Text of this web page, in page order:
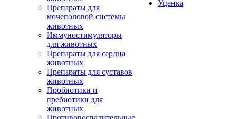
Препараты для
мочеполовой системы
животных
Иммуностимуляторы
для животных
Препараты для сердца
животных
Препараты для суставов
животных
Пробиотики и
пребиотики для
животных
Уценка